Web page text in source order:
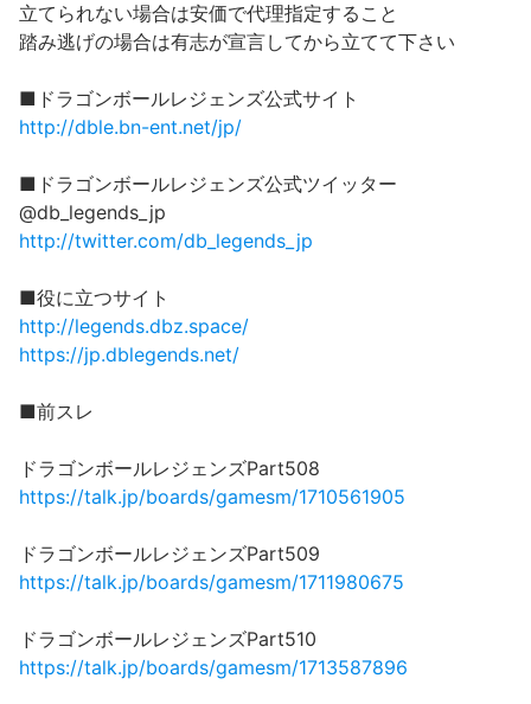
立てられない場合は安価で代理指定すること
踏み逃げの場合は有志が宣言してから立てて下さい
■ドラゴンボールレジェンズ公式サイト
http://dble.bn-ent.net/jp/
■ドラゴンボールレジェンズ公式ツイッター
@db_legends_jp
http://twitter.com/db_legends_jp
■役に立つサイト
http://legends.dbz.space/
https://jp.dblegends.net/
■前スレ
ドラゴンボールレジェンズPart508
https://talk.jp/boards/gamesm/1710561905
ドラゴンボールレジェンズPart509
https://talk.jp/boards/gamesm/1711980675
ドラゴンボールレジェンズPart510
https://talk.jp/boards/gamesm/1713587896